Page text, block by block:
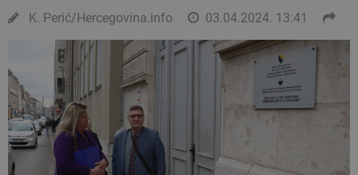
K. Perić/Hercegovina.info 03.04.2024. 13:41